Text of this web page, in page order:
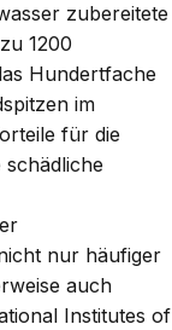
zubereitete
1200
Hundertfache
im
für die
nur häufiger
auch
Institutes of